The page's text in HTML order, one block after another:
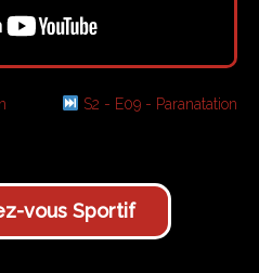
S2 - E09 - Paranatation
vous Sportif